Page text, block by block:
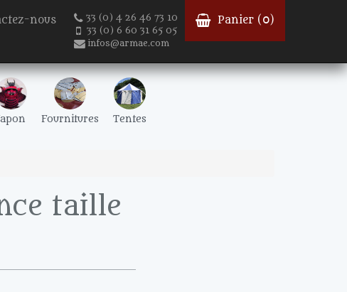
nous
33 (0) 4 26 46 73 10
33 (0) 6 60 31 65 05
infos@armae.com
Panier ( 0)
Fournitures Tentes
taille